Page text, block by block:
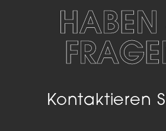
HABEN
Kontaktieren